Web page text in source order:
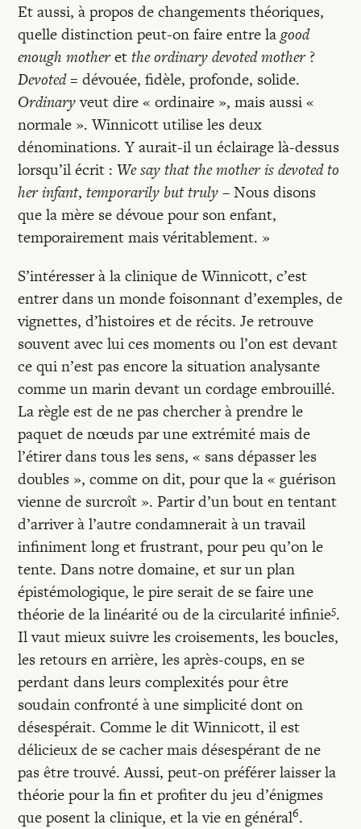
Et aussi, à propos de changements théoriques,
quelle distinction peut-on faire entre lagood
enough motheretthe ordinary devoted mother?
Devoted= dévouée, fidèle, profonde, solide.
Ordinaryveut dire « ordinaire », mais aussi «
normale ». Winnicott utilise les deux
dénominations. Y aurait-il un éclairage là-dessus
lorsqu’il écrit :We say that the mother is devoted to
her infant,temporarily but truly– Nous disons
que la mère se dévoue pour son enfant,
temporairement mais véritablement. »
S’intéresser à la clinique de Winnicott, c’est
entrer dans un monde foisonnant d’exemples, de
vignettes, d’histoires et de récits. Je retrouve
souvent avec lui ces moments ou l’on est devant
ce qui n’est pas encore la situation analysante
comme un marin devant un cordage embrouillé.
La règle est de ne pas chercher à prendre le
paquet de nœuds par une extrémité mais de
l’étirer dans tous les sens, « sans dépasser les
doubles », comme on dit, pour que la « guérison
vienne de surcroît ». Partir d’un bout en tentant
d’arriver à l’autre condamnerait à un travail
infiniment long et frustrant, pour peu qu’on le
tente. Dans notre domaine, et sur un plan
épistémologique, le pire serait de se faire une
théorie de la linéarité ou de la circularité infinie5.
Il vaut mieux suivre les croisements, les boucles,
les retours en arrière, les après-coups, en se
perdant dans leurs complexités pour être
soudain confronté à une simplicité dont on
désespérait. Comme le dit Winnicott, il est
délicieux de se cacher mais désespérant de ne
pas être trouvé. Aussi, peut-on préférer laisser la
théorie pour la fin et profiter du jeu d’énigmes
que posent la clinique, et la vie en général6.